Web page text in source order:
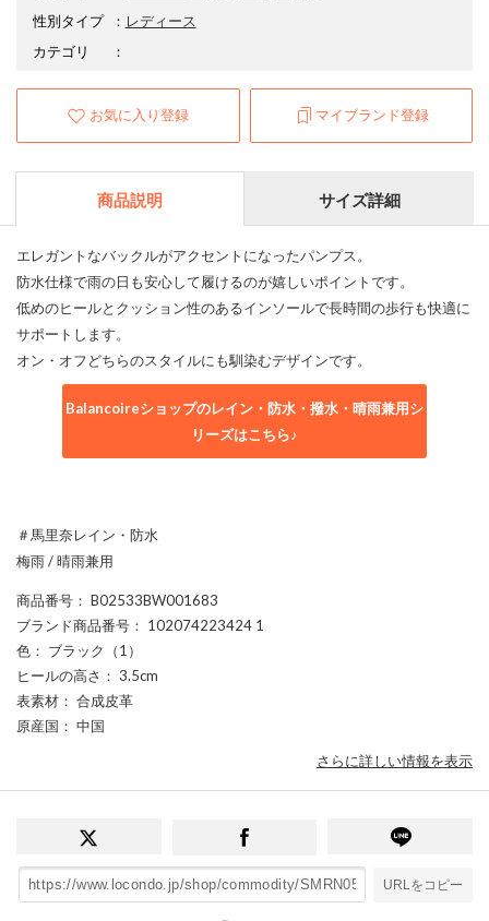
性別タイプ
： レディース
カテゴリ
：
お気に入り登録 マイブランド登録
商品説明 サイズ詳細
エレガントなバックルがアクセントになったパンプス。
防水仕様で雨の日も安心して履けるのが嬉しいポイントです。
低めのヒールとクッション性のあるインソールで長時間の歩行も快適に
サポートします。
オン・オフどちらのスタイルにも馴染むデザインです。
Balancoireショップのレイン・防水・撥水・晴雨兼用シ
リーズはこちら♪
＃馬里奈レイン・防水
梅雨 / 晴雨兼用
商品番号 ： B02533BW001683
ブランド商品番号 ： 102074223424 1
色 ： ブラック（1）
ヒールの高さ ： 3.5cm
表素材 ： 合成皮革
原産国 ： 中国
さらに詳しい情報を表示
URLをコピー